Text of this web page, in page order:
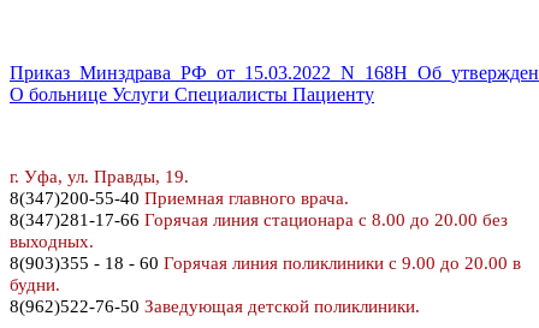
О больнице Услуги Специалисты Пациенту
г. Уфа, ул. Правды, 19.
8(347)200-55-40 Приемная главного врача.
8(347)281-17-66 Горячая линия стационара с 8.00 до 20.00 без
выходных.
8(903)355 - 18 - 60 Горячая линия поликлиники с 9.00 до 20.00 в
будни.
8(962)522-76-50 Заведующая детской поликлиники.